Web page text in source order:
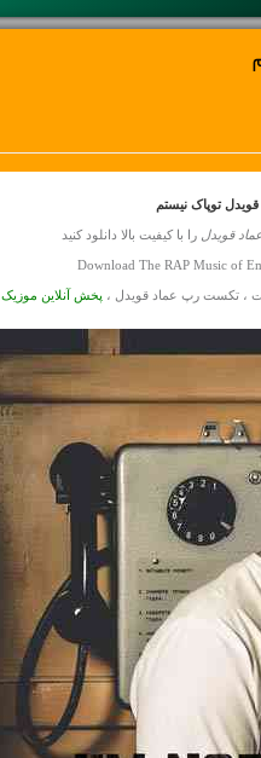
قویدل توپاک نیستم
عماد قویدل را با کیفیت بالا دانلود کنید
Download The RAP Music of
پخش آنلاین موزیک